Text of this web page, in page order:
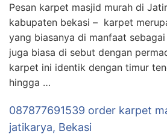
Pesan karpet masjid murah di
kabupaten bekasi – karpet
yang biasanya di manfaat
juga biasa di sebut dengan
karpet ini identik dengan timur
hingga …
087877691539 order karpet
jatikarya, Bekasi